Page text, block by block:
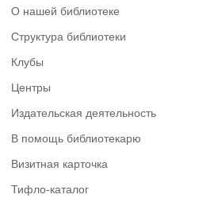
О нашей библиотеке
Структура библиотеки
Клубы
Центры
Издательская деятельность
В помощь библиотекарю
Визитная карточка
Тифло-каталог